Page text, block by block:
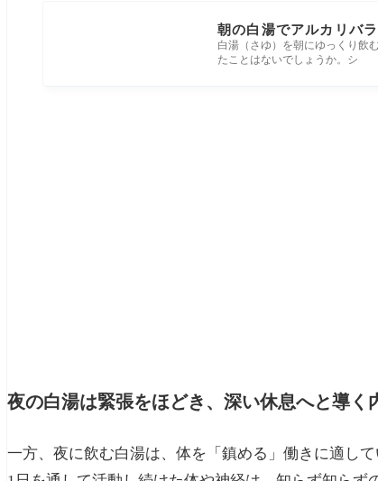
朝の白湯でアルカリバ
白湯（さゆ）を朝にゆっくり飲
たことはないでしょうか。シ
夜の白湯は緊張をほどき、深い休息へと導く
一方、夜に飲む白湯は、体を「鎮める」働きに適して